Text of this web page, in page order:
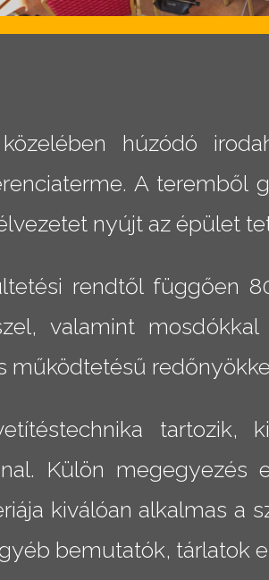
húzódó
A teremből
nyújt az épület
rendtől függően
valamint
működtetésű
tartozik,
Külön
kiválóan alkalmas a
bemutatók, tárlatok